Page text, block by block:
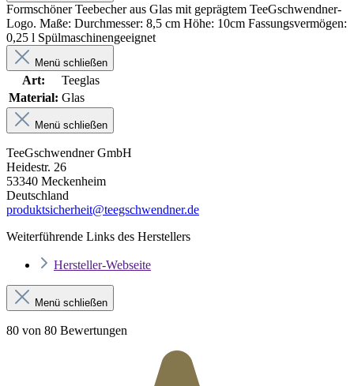
Formschöner Teebecher aus Glas mit geprägtem TeeGschwendner-
Logo. Maße: Durchmesser: 8,5 cm Höhe: 10cm Fassungsvermögen:
0,25 l Spülmaschinengeeignet
Menü schließen
Art:
Teeglas
Material: Glas
Menü schließen
TeeGschwendner GmbH
Heidestr. 26
53340 Meckenheim
Deutschland
produktsicherheit@teegschwendner.de
Weiterführende Links des Herstellers
Hersteller-Webseite
Menü schließen
80 von 80 Bewertungen